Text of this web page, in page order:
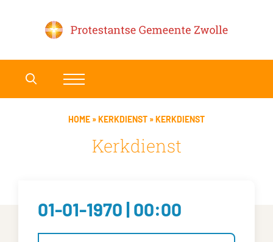
HOME »KERKDIENST »KERKDIENST
Kerkdienst
01-01-1970 | 00:00